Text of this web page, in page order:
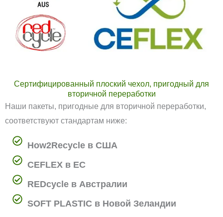
Сертифицированный плоский чехол, пригодный для
вторичной переработки
Наши пакеты, пригодные для вторичной переработки,
соответствуют стандартам ниже:
How2Recycle в США
CEFLEX в ЕС
REDcycle в Австралии
SOFT PLASTIC в Новой Зеландии